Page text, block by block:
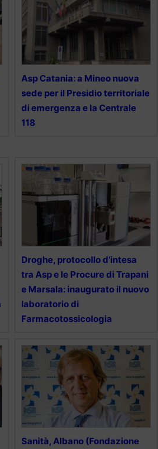
Asp Catania: a Mineo nuova
sede per il Presidio territoriale
di emergenza e la Centrale
118
Droghe, protocollo d’intesa
tra Asp e le Procure di Trapani
e Marsala: inaugurato il nuovo
laboratorio di
Farmacotossicologia
Sanità, Albano (Fondazione